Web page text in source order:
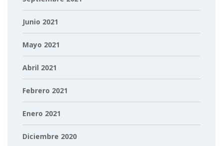
Junio 2021
Mayo 2021
Abril 2021
Febrero 2021
Enero 2021
Diciembre 2020